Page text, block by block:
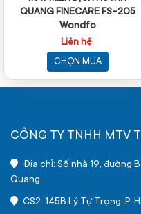
QUANG FINECARE FS-205
Wondfo
Liên hệ
CHỌN MUA
CÔNG TY TNHH MTV
Địa chỉ: Số nhà 19, đường
Quang
CS2: 145B Lý Tự Trọng, P.